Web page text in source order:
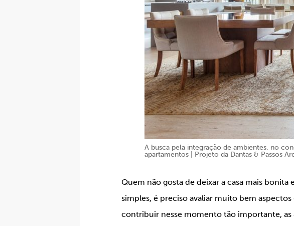
A busca pela integração de ambientes, no
apartamentos | Projeto da Dantas & Passos
Quem não gosta de deixar a casa mais
simples, é preciso avaliar muito bem aspectos
contribuir nesse momento tão importante, as